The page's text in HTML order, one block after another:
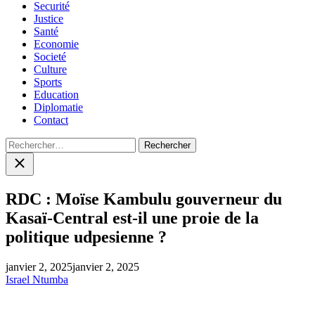
Securité
Justice
Santé
Economie
Societé
Culture
Sports
Education
Diplomatie
Contact
Rechercher :
Close
search
RDC : Moïse Kambulu gouverneur du
Kasaï-Central est-il une proie de la
politique udpesienne ?
janvier 2, 2025janvier 2, 2025
Israel Ntumba